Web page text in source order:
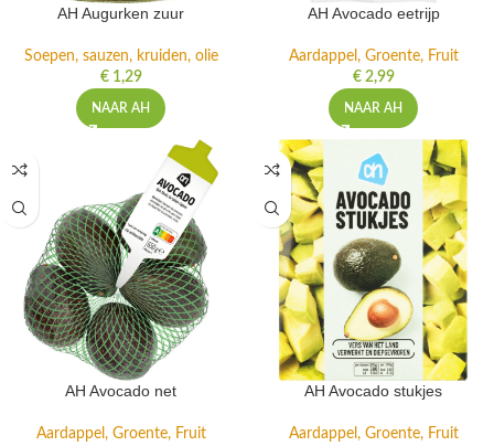
AH Augurken zuur
Soepen, sauzen, kruiden, olie
€1,29
NAAR AH
AH Avocado eetrijp
Aardappel, Groente, Fruit
€2,99
NAAR AH
AH Avocado net
Aardappel, Groente, Fruit
AH Avocado stukjes
Aardappel, Groente, Fruit